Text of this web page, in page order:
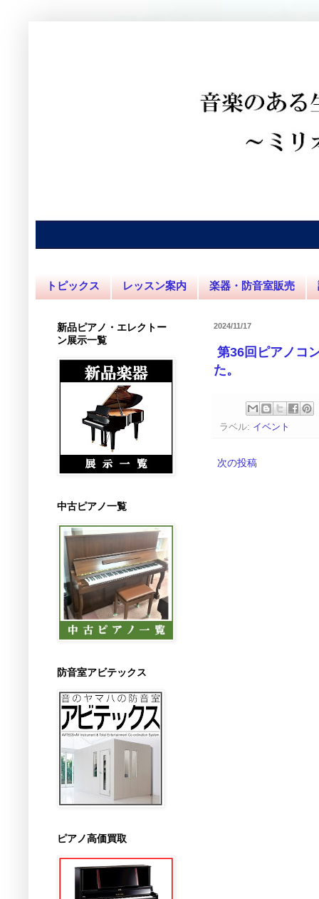
トピックス レッスン案内 楽器・防音室販売
2024/11/17
第36回 ピアノコ
た。
ラベル: イベント
次の投稿
新品ピアノ・エレクトー
ン展示一覧
中古ピアノ一覧
防音室アビテックス
ピアノ高価買取